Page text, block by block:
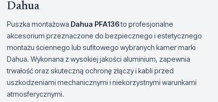
Dahua
Puszka montażowa Dahua PFA136to profesjonalne
akcesorium przeznaczone do bezpiecznego i estetycznego
montażu ściennego lub sufitowego wybranych kamer marki
Dahua. Wykonana z wysokiej jakości aluminium, zapewnia
trwałość oraz skuteczną ochronę złączy i kabli przed
uszkodzeniami mechanicznymi i niekorzystnymi warunkami
atmosferycznymi.